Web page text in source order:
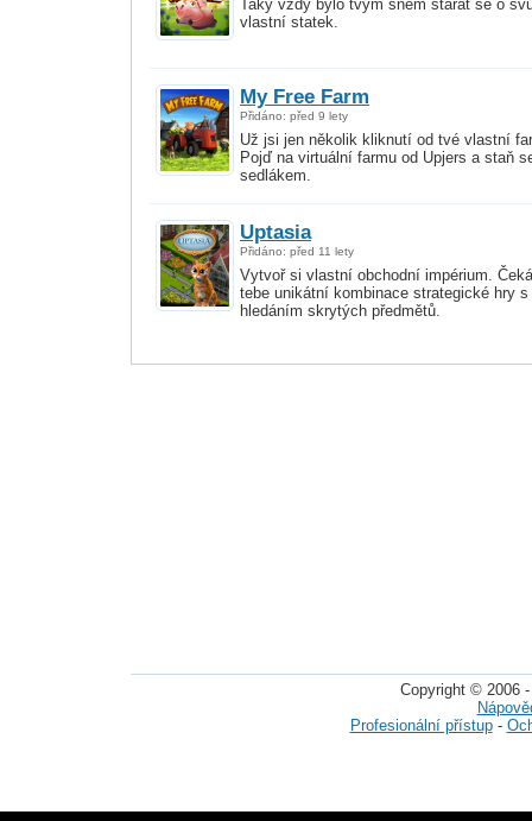
Taky vždy bylo tvým snem starat se o
vlastní statek.
My Free Farm
Přidáno: před 9 lety
Už jsi jen několik kliknutí od tvé vlastní
Pojď na virtuální farmu od Upjers a staň
sedlákem.
Uptasia
Přidáno: před 11 lety
Vytvoř si vlastní obchodní impérium.
tebe unikátní kombinace strategické hry s
hledáním skrytých předmětů.
Copyright © 2006
Profesionální přístup-